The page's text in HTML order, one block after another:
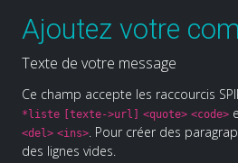
Ajoutez votre
Texte de votre message
Ce champ accepte les raccourcis
*liste [texte->url] <quote> <code>
<del> <ins>. Pour créer des
des lignes vides.